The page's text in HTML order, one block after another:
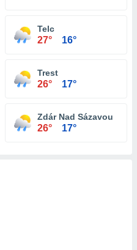
Telc
27° 16°
Trest
26° 17°
Zdár Nad Sázavou
26° 17°